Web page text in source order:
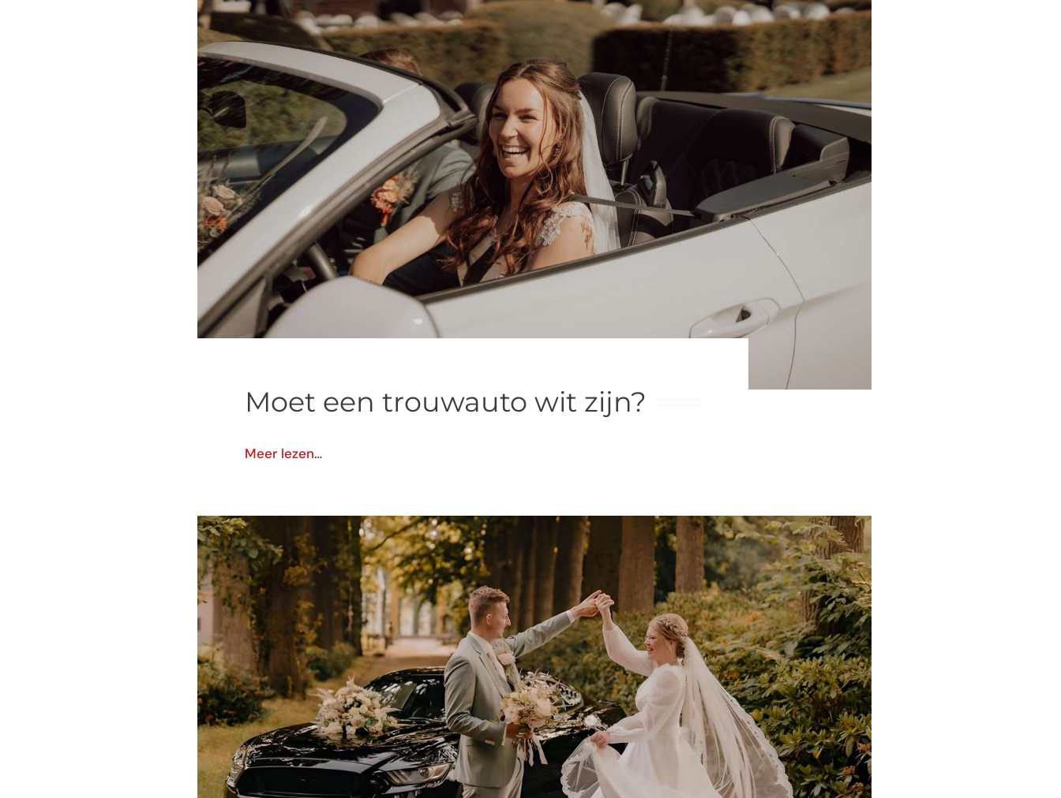
Altijd een Dag + Nacht
Keuze uit extra opties
✔Allriskverzekerd
✔Persoonlijk en snel contact
✔Ophaalservice vanaf slechts 85,- euro
Als beste Beoordeeld | 385+ reviews
Moet een trouwauto wit zijn?
Meer lezen…